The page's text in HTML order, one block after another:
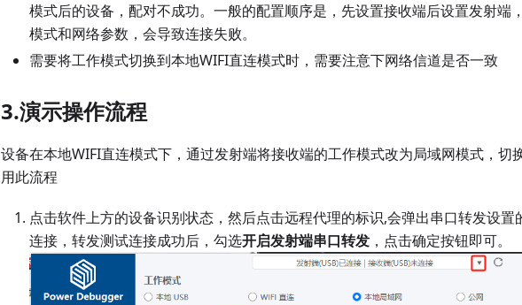
模式后的设备，配对不成功。一般的配置顺序是，先设置接收端后设置发射端
模式和网络参数，会导致连接失败。
需要将工作模式切换到本地WIFI直连模式时，需要注意下网络信道是否一致
3.演示操作流程
设备在本地WIFI直连模式下，通过发射端将接收端的工作模式改为局域网模式，切
用此流程
点击软件上方的设备识别状态，然后点击远程代理的标识,会弹出串口转发设置
连接，转发测试连接成功后，勾选开启发射端串口转发 ，点击确定按钮即可。